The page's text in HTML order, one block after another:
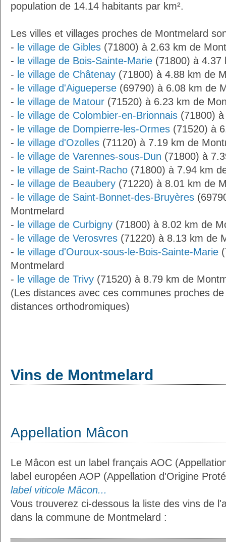
population de 14.14 habitants par km².
Les villes et villages proches de Montmelard
- le village de Gibles (71800) à 2.63 km de
- le village de Bois-Sainte-Marie (71800) à 4.37
- le village de Châtenay (71800) à 4.88 km de
- le village d'Aigueperse (69790) à 6.08 km de
- le village de Matour (71520) à 6.23 km de
- le village de Colombier-en-Brionnais (71800)
- le village de Dompierre-les-Ormes (71520) à
- le village d'Ozolles (71120) à 7.19 km de
- le village de Varennes-sous-Dun (71800) à
- le village de Saint-Racho (71800) à 7.94 km
- le village de Beaubery (71220) à 8.01 km de
- le village de Saint-Bonnet-des-Bruyères
Montmelard
- le village de Curbigny (71800) à 8.02 km de
- le village de Verosvres (71220) à 8.13 km de
- le village d'Ouroux-sous-le-Bois-Sainte-Marie
Montmelard
- le village de Trivy (71520) à 8.79 km de
(Les distances avec ces communes proches
distances orthodromiques)
Vins de Montmelard
Appellation Mâcon
Le Mâcon est un label français AOC
label européen AOP (Appellation d'Origine
label viticole Mâcon...
Vous trouverez ci-dessous la liste des vins de
dans la commune de Montmelard :